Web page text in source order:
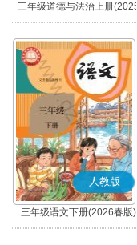
三年级道德与法治上册(2025
秋版)(部编版)
人教版
三年级语文下册(2026春版)
(部编版)